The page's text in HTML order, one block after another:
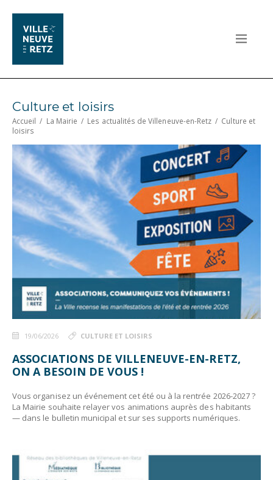
Culture et loisirs
Accueil / La Mairie / Les actualités de Villeneuve-en-Retz / Culture et
loisirs
19/06/2026 CULTURE ET LOISIRS
ASSOCIATIONS DE VILLENEUVE-EN-RETZ,
ON A BESOIN DE VOUS !
Vous organisez un événement cet été ou à la rentrée 2026-2027 ?
La Mairie souhaite relayer vos animations auprès des habitants
— dans le bulletin municipal et sur ses supports numériques.